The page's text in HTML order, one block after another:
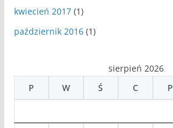
kwiecień 2017(1)
październik 2016(1)
sierpień 2026
P
W Ś C P